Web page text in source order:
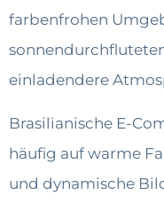
farbenfrohen
einladendere
Brasilianische E-
häufig auf warme
und dynamische